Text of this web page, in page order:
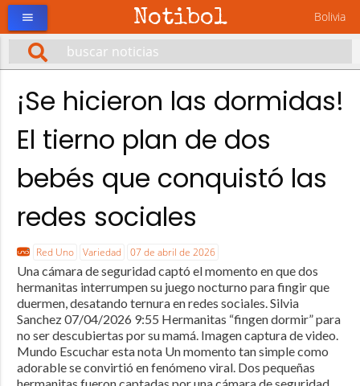
Notibol Bolivia
menu
¡Se hicieron las dormidas!
El tierno plan de dos
bebés que conquistó las
redes sociales
Red Uno Variedad 07 de abril de 2026
Una cámara de seguridad captó el momento en que dos
hermanitas interrumpen su juego nocturno para fingir que
duermen, desatando ternura en redes sociales. Silvia
Sanchez 07/04/2026 9:55 Hermanitas “fingen dormir” para
no ser descubiertas por su mamá. Imagen captura de video.
Mundo Escuchar esta nota Un momento tan simple como
adorable se convirtió en fenómeno viral. Dos pequeñas